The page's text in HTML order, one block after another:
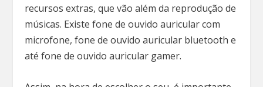
recursos extras, que vão além da reprodução de
músicas. Existe fone de ouvido auricular com
microfone, fone de ouvido auricular bluetooth e
até fone de ouvido auricular gamer.